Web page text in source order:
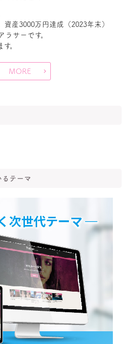
資産3000万円達成（2023年末）
ラサーです。
。
MORE
るテーマ